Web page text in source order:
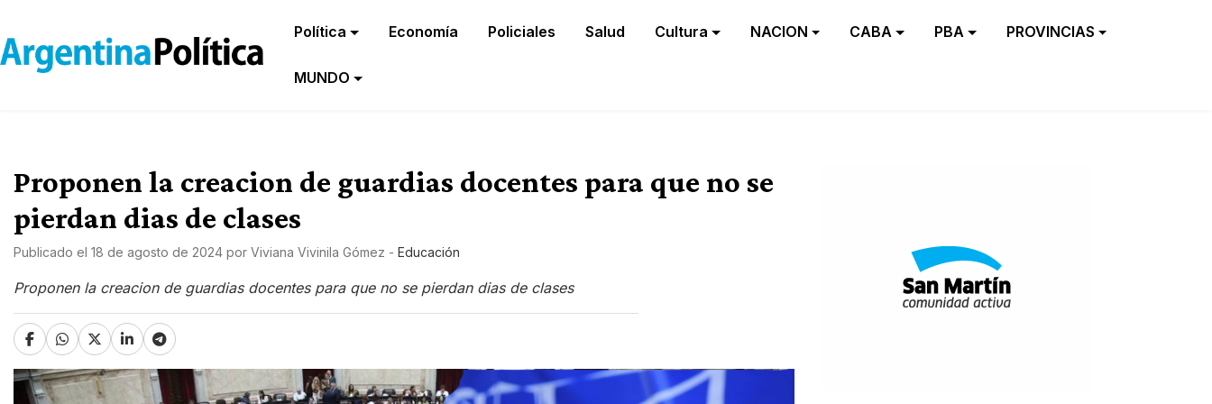
Política Economía Policiales Salud Cultura NACION CABA PBA PROVINCIAS
MUNDO
Proponen la creacion de guardias docentes para que no se
pierdan dias de clases
Publicado el 18 de agosto de 2024 por Viviana Vivinila Gómez - Educación
Proponen la creacion de guardias docentes para que no se pierdan dias de clases